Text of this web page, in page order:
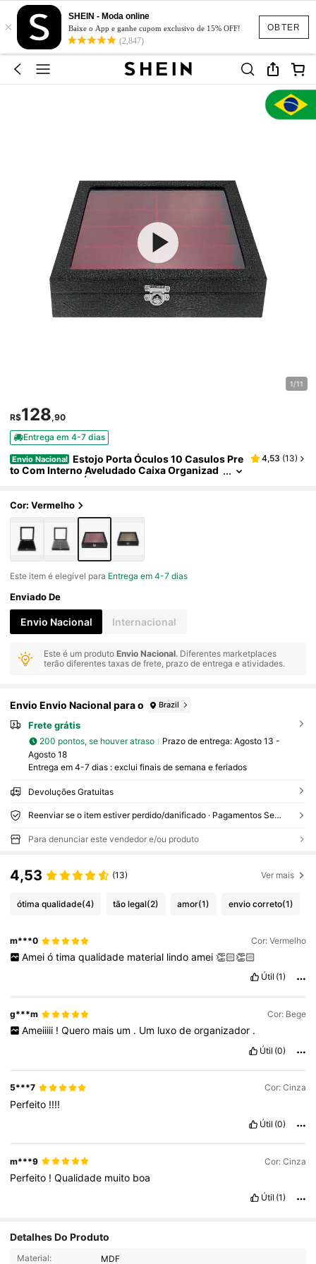
OBTER
×
SHEIN - Moda online
Baixe o App e ganhe cupom exclusivo de 15% OFF!
(2,847)
1/11
R$128,90
Entrega em 4-7 dias
Envio Nacional Estojo Porta Óculos 10 Casulos Pre
to Com Interno Aveludado Caixa Organizad
or Maleta para Óculos
4,53 (13)
Cor: Vermelho
Este item é elegível para Entrega em 4-7 dias
Enviado De
Envio Nacional Internacional
Este é um produtoEnvio Nacional. Diferentes marketplaces
terão diferentes taxas de frete, prazo de entrega e atividades.
Envio Envio Nacional para o Brazil
Frete grátis
200 pontos, se houver atraso Prazo de entrega: Agosto 13 -
Agosto 18
Entrega em 4-7 dias : exclui finais de semana e feriados
Devoluções Gratuitas
Reenviar se o item estiver perdido/danificado · Pagamentos Seguros · Proteção de privacidade
Para denunciar este vendedor e/ou produto
4,53 (13) Ver mais
ótima qualidade(4) tão legal(2) amor(1) envio correto(1)
m***0 Cor: Vermelho
Amei ó tima qualidade material lindo amei 👏🏻👏🏻
Útil (1)
g***m Cor: Bege
Ameiiiii ! Quero mais um . Um luxo de organizador .
Útil (0)
5***7 Cor: Cinza
Perfeito !!!!
Útil (0)
m***9 Cor: Cinza
Perfeito !Qualidade muito boa
Útil (1)
Detalhes Do Produto
Material: MDF
4,83 65 Seguidores